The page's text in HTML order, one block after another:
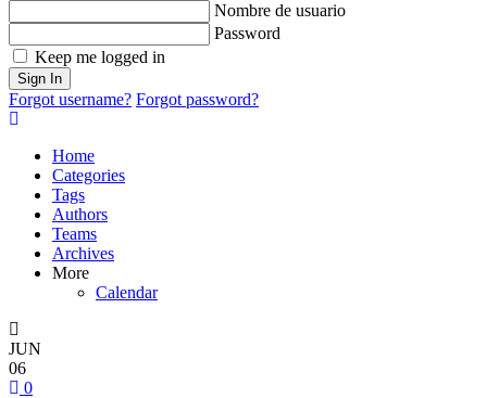
Nombre de usuario
Password
Keep me logged in
Sign In
Forgot username? Forgot password?
Home
Categories
Tags
Authors
Teams
Archives
More
Calendar
JUN
06
0